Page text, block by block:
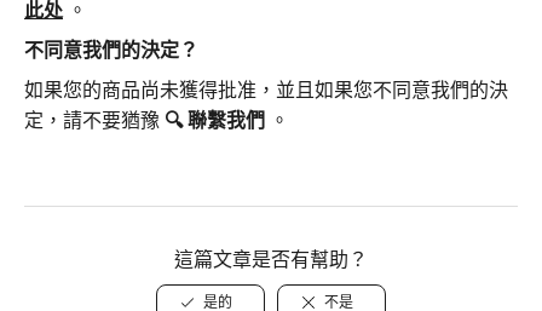
此处 。
不同意我們的決定？
如果您的商品尚未獲得批准，並且如果您不同意我們的決
定，請不要猶豫 🔍聯繫我們 。
這篇文章是否有幫助？
是的 不是